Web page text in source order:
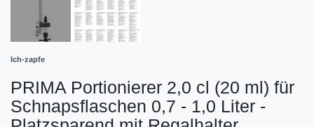
Ich-zapfe
PRIMA Portionierer 2,0 cl (20 ml) für
Schnapsflaschen 0,7 - 1,0 Liter -